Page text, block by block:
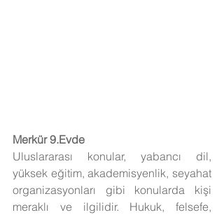
Merkür 9.Evde
Uluslararası konular, yabancı dil,
yüksek eğitim, akademisyenlik, seyahat
organizasyonları gibi konularda kişi
meraklı ve ilgilidir. Hukuk, felsefe,